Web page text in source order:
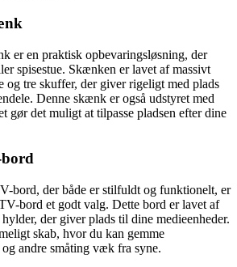
en praktisk opbevaringsløsning, der
spisestue. Skænken er lavet af massivt
og tre skuffer, der giver rigeligt med plads
Denne skænk er også udstyret med
gør det muligt at tilpasse pladsen efter dine
bord, der både er stilfuldt og funktionelt, er
bord et godt valg. Dette bord er lavet af
der giver plads til dine medieenheder.
skab, hvor du kan gemme
andre småting væk fra syne.